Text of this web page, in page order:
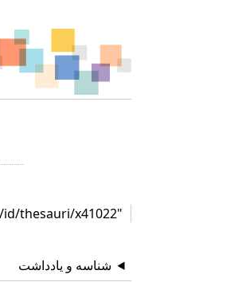
"http://collection.britishmuseum.org/id/thesauri/x41022"
شناسه و یادداشت